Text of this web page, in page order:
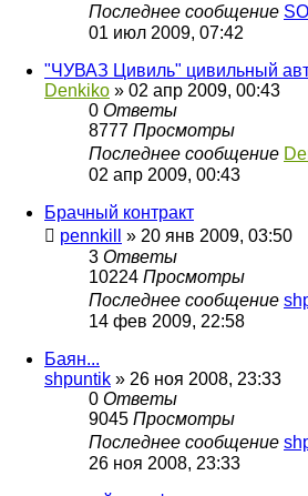
Последнее сообщение
01 июл 2009, 07:42
"ЧУВАЗ Цивиль" цивильный
Denkiko » 02 апр 2009, 00:43
0 Ответы
8777 Просмотры
Последнее сообщение
02 апр 2009, 00:43
Брачный контракт
pennkill
» 20 янв 2009, 03:50
3 Ответы
10224 Просмотры
Последнее сообщение
14 фев 2009, 22:58
Баян...
shpuntik » 26 ноя 2008, 23:33
0 Ответы
9045 Просмотры
Последнее сообщение
26 ноя 2008, 23:33